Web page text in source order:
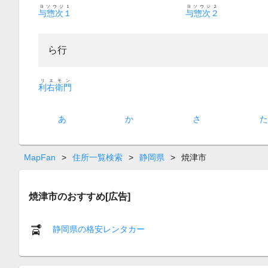
与惣次１
ヨソウジ１
与惣次２
ヨソウジ２
ら行
利右衛門
リエモン
あ か さ た
MapFan > 住所一覧検索 > 静岡県 > 焼津市
焼津市のおすすめ[広告]
静岡県の格安レンタカー